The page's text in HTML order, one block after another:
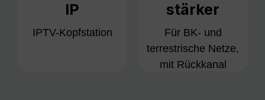
IP
IPTV-Kopfstation
stärker
Für BK- und
terrestrische Netze,
mit Rückkanal